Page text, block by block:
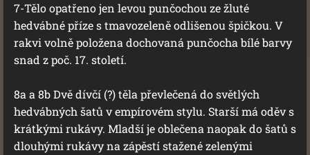
7-Tělo opatřeno jen levou punčochou ze žluté
hedvábné příze s tmavozeleně odlišenou špičkou. V
rakvi volně položena dochovaná punčocha bílé barvy
snad z poč. 17. století.
8a a 8b Dvě dívčí (?) těla převlečená do světlých
hedvábných šatů v empírovém stylu. Starší má oděv s
krátkými rukávy. Mladší je oblečena naopak do šatů s
dlouhými rukávy na zápěstí stažené zelenými